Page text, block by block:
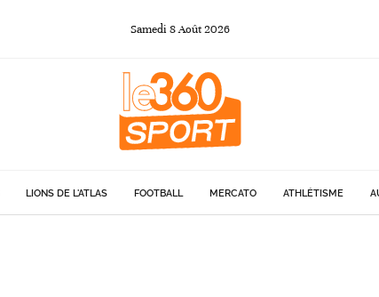
Samedi 8Août2026
LIONS DE L'ATLAS FOOTBALL MERCATO ATHLÉTISME